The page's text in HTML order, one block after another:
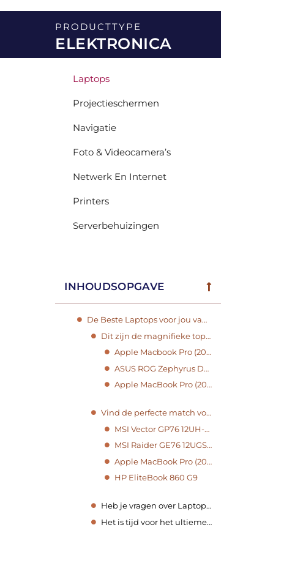
PRODUCTTYPE
ELEKTRONICA
Laptops
Projectieschermen
Navigatie
Foto & Videocamera’s
Netwerk En Internet
Printers
Serverbehuizingen
INHOUDSOPGAVE
De Beste Laptops voor jou van het Jaar 2023​
Dit zijn de magnifieke top 10 kandidaten, zorgvuldig gekozen als De Beste Laptops voor 2023
Apple Macbook Pro (2023)
ASUS ROG Zephyrus Duo 16
Apple MacBook Pro (2021)
Vind de perfecte match voor jouw behoeften uit onze zorgvuldig beoordeelde top 4-10 selecties.
MSI Vector GP76 12UH-047NL
MSI Raider GE76 12UGS-018NL
Apple MacBook Pro (2019)
HP EliteBook 860 G9
Heb je vragen over Laptops ?
Het is tijd voor het ultieme beslissingsmoment!